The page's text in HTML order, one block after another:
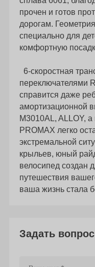
прочен и готов
дорогам.
специально для
комфортную
6-скоростная
переключателями
справится даже
амортизационной
M3010AL, ALLOY,
PROMAX легко
экстремальной
крыльев, юный
велосипед создан
путешествия
ваша жизнь стала
Задать